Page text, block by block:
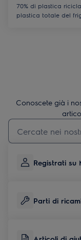
70% di plastica
plastica totale del
Conoscete già i
Inserisci il termine di
Registrati su
Parti di